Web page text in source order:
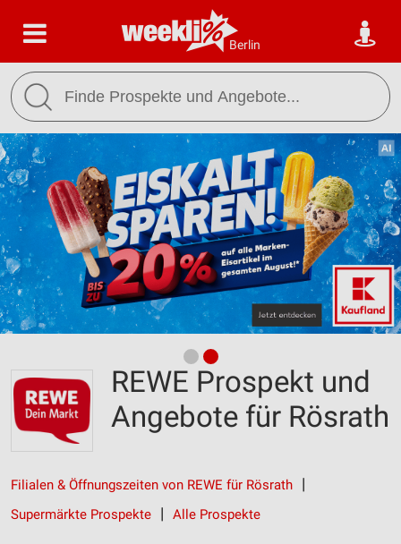
Berlin
REWE Prospekt und
Angebote für Rösrath
Filialen & Öffnungszeiten von REWE für Rösrath
Supermärkte Prospekte
Alle Prospekte